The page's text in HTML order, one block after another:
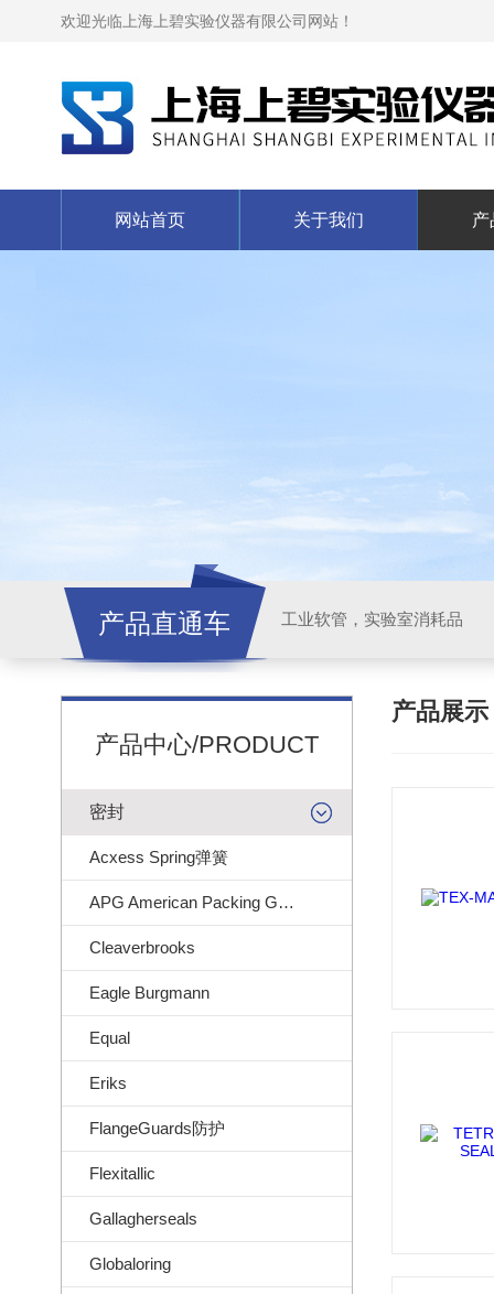
欢迎光临上海上碧实验仪器有限公司网站！
网站首页 关于我们 产
产品直通车 工业软管，实验室消耗品
产品中心/PRODUCT
密封
Acxess Spring弹簧
APG American Packing Gasket
Cleaverbrooks
Eagle Burgmann
Equal
Eriks
FlangeGuards防护
Flexitallic
Gallagherseals
Globaloring
产品展示